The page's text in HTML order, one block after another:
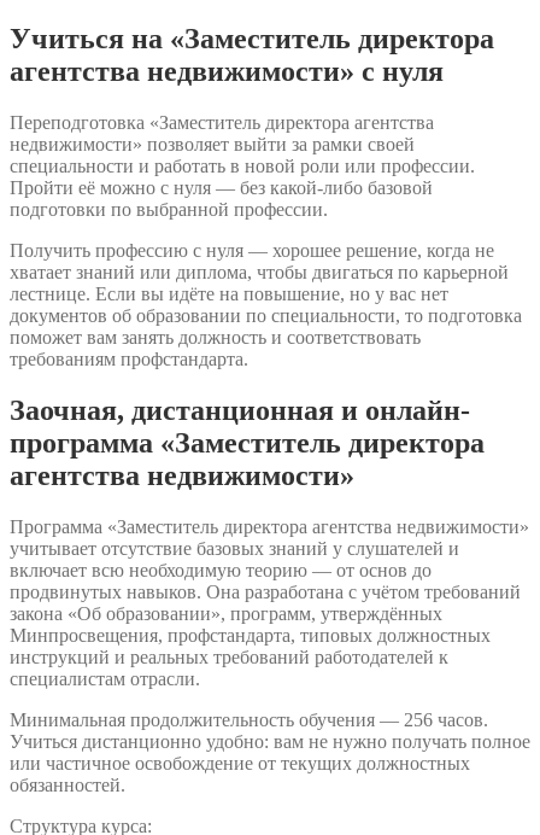
Учиться на «Заместитель директора
агентства недвижимости» с нуля
Переподготовка «Заместитель директора агентства
недвижимости» позволяет выйти за рамки своей
специальности и работать в новой роли или профессии.
Пройти её можно с нуля — без какой-либо базовой
подготовки по выбранной профессии.
Получить профессию с нуля — хорошее решение, когда не
хватает знаний или диплома, чтобы двигаться по карьерной
лестнице. Если вы идёте на повышение, но у вас нет
документов об образовании по специальности, то подготовка
поможет вам занять должность и соответствовать
требованиям профстандарта.
Заочная, дистанционная и онлайн-
программа «Заместитель директора
агентства недвижимости»
Программа «Заместитель директора агентства недвижимости»
учитывает отсутствие базовых знаний у слушателей и
включает всю необходимую теорию — от основ до
продвинутых навыков. Она разработана с учётом требований
закона «Об образовании», программ, утверждённых
Минпросвещения, профстандарта, типовых должностных
инструкций и реальных требований работодателей к
специалистам отрасли.
Минимальная продолжительность обучения — 256 часов.
Учиться дистанционно удобно: вам не нужно получать полное
или частичное освобождение от текущих должностных
обязанностей.
Структура курса: